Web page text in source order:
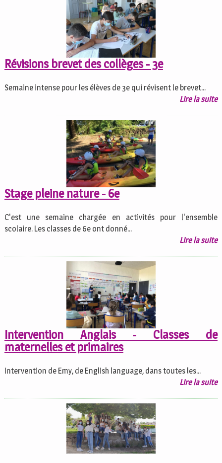
Révisions brevet des collèges - 3e
Semaine intense pour les élèves de 3e qui révisent le brevet...
Lire la suite
Stage pleine nature - 6e
C'est une semaine chargée en activités pour l'ensemble
scolaire. Les classes de 6e ont donné...
Lire la suite
Intervention Anglais - Classes de
maternelles et primaires
Intervention de Emy, de English language, dans toutes les...
Lire la suite